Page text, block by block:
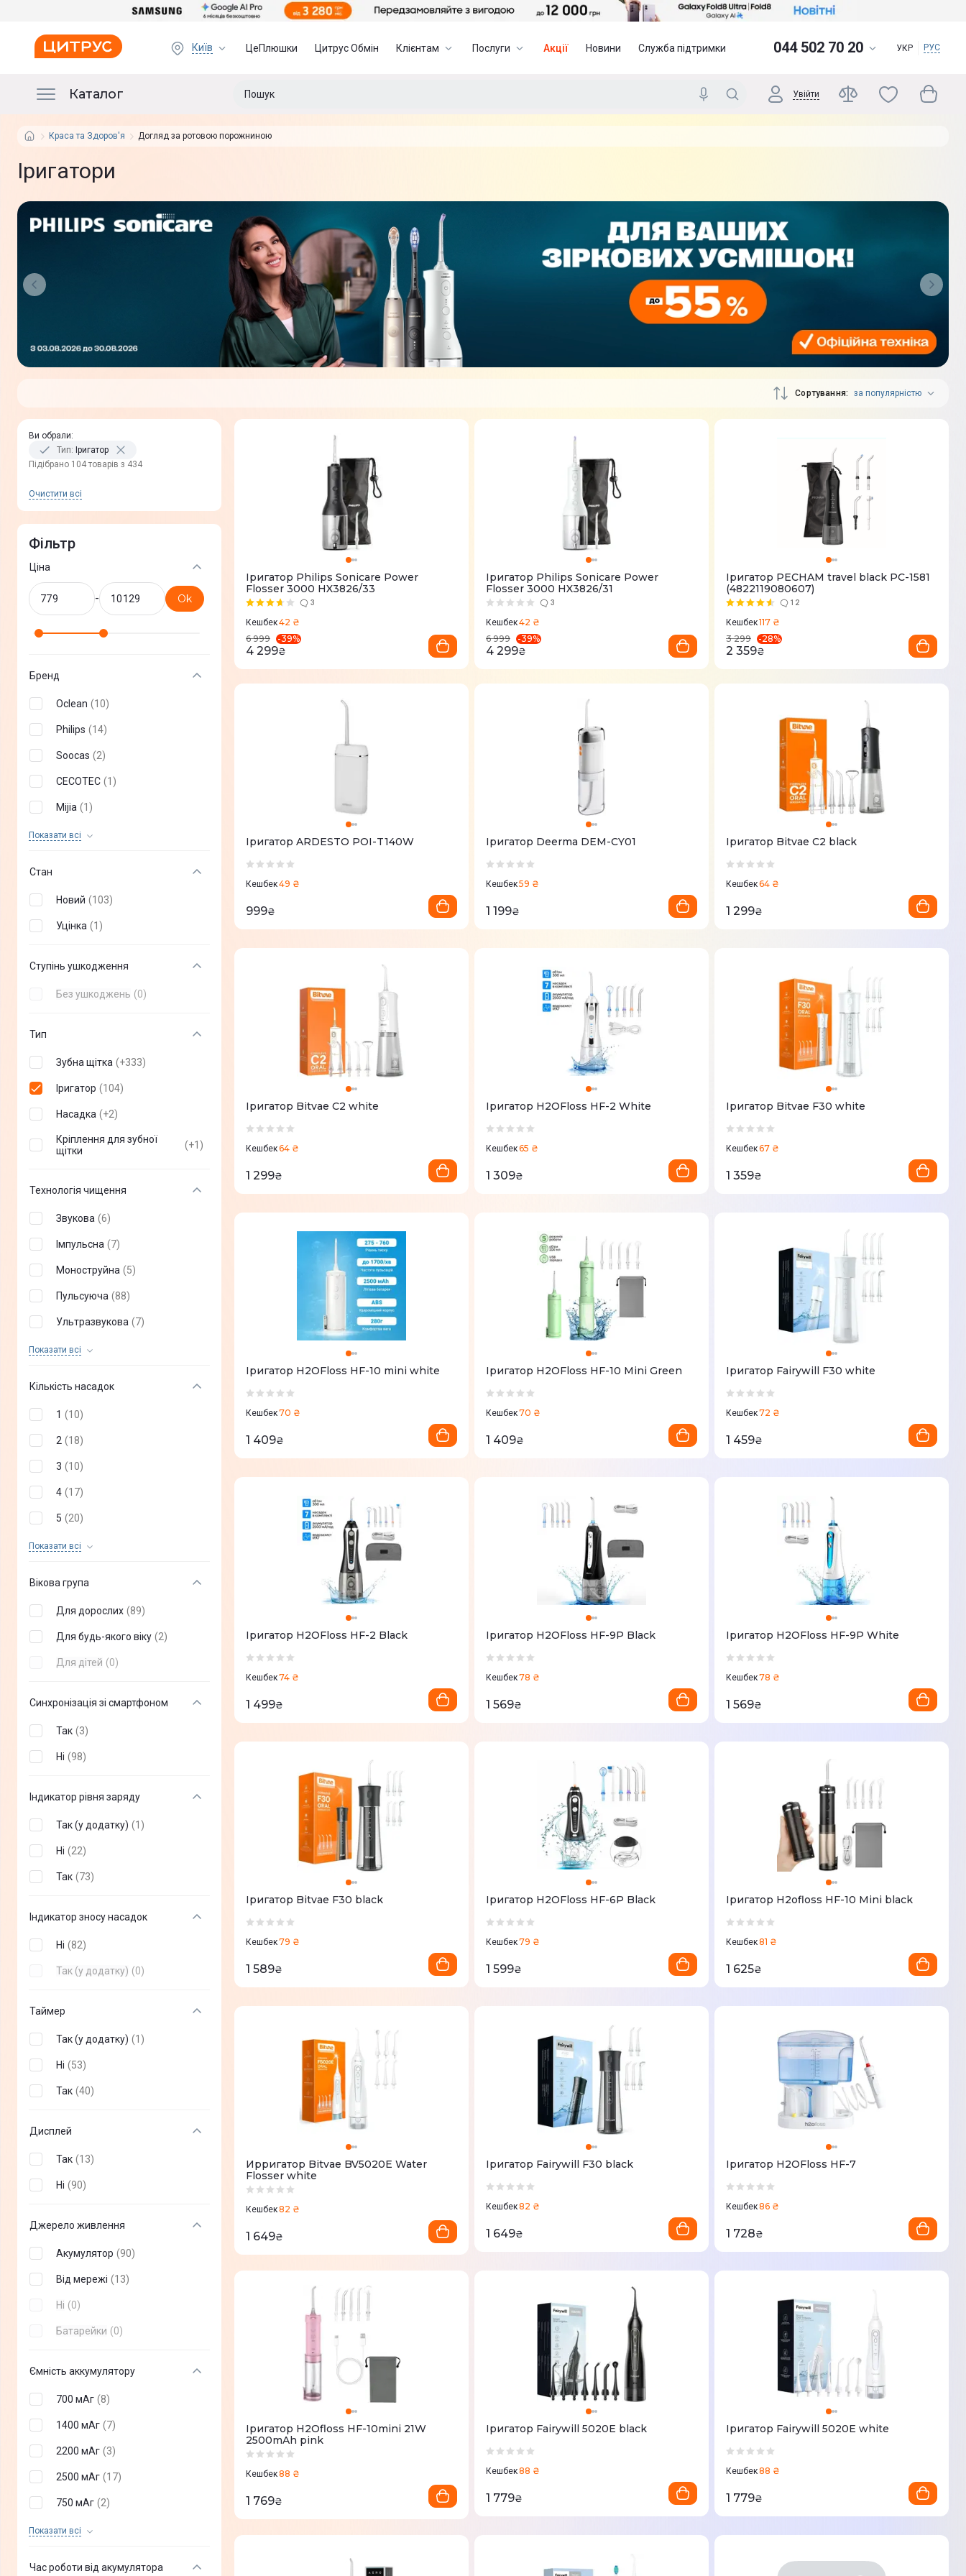
Київ ЦеПлюшки Цитрус Обмін Клієнтам Послуги Акції Новини Служба підтримки 044 502 70 20 УКР РУС
Каталог Увійти
Краса та Здоров'я Догляд за ротовою порожниною
Іригатори
Сортування за популярністю
Ви обрали:
Тип: Іригатор
Пiдiбрано 104 товарів з 434
Очистити всi
Фільтр
Ціна
- Ok
Бренд
Oclean (10)
Philips (14)
Soocas (2)
CECOTEC (1 )
Mijia (1 )
Показати всi
B.Well (4
AENO (3)
Fairywill
Enchen (3)
MEDICA+ (3)
Bitvae (7 )
Xiaomi (4)
Oral-B (0)
JIMMY (0)
Beurer (0)
Grunhelm (0)
Vitammy (0 )
Silk'n (0)
Стан
Новий (103)
Уцінка (1 )
Ступінь ушкодження
Без ушкоджень (0)
Тип
Зубна щітка (+333)
Іригатор (104)
Насадка (+2)
Кріплення для зубної
щітки
(+1 )
Технологія чищення
Звукова (6)
Імпульсна (7)
Моноструйна (5)
Пульсуюча (88)
Ультразвукова (7)
Показати всiМікропузирьковая
Кількість насадок
1 (10)
2 (18)
3 (10)
4 (17)
5 (20)
Показати всi
7 ( 10)
Вікова група
Для дорослих (89)
Для будь-якого віку (2)
Для дітей (0)
Синхронізація зі смартфоном
Так (3)
Ні (98)
Індикатор рівня заряду
Так (у додатку) (1 )
Ні (22)
Так (73)
Індикатор зносу насадок
Ні (82)
Так (у додатку) (0)
Таймер
Так (у додатку) (1 )
Ні (53)
Так (40)
Дисплей
Так (13)
Ні (90)
Джерело живлення
Акумулятор (90)
Від мережі (13)
Ні (0)
Батарейки (0)
Ємність аккумулятору
700 мАг (8)
1400 мАг (7)
2200 мАг (3)
2500 мАг (17)
750 мАг (2)
Показати всi
900 мАг
Час роботи від акумулятора
Іригатор Philips Sonicare Power
Flosser 3000 HX3826/33
3
Кешбек42 ₴
6 999
-39%
4 299₴
Іригатор Philips Sonicare Power
Flosser 3000 HX3826/31
3
Кешбек42 ₴
6 999
-39%
4 299₴
Іригатор PECHAM travel black PC-1581
(4822119080607)
12
Кешбек117 ₴
3 299
-28%
2 359₴
Іригатор ARDESTO POI-T140W
Кешбек49 ₴
999₴
Іригатор Deerma DEM-CY01
Кешбек59 ₴
1 199₴
Іригатор Bitvae C2 black
Кешбек64 ₴
1 299₴
Іригатор Bitvae C2 white
Кешбек64 ₴
1 299₴
Іригатор H2OFloss HF-2 White
Кешбек65 ₴
1 309₴
Іригатор Bitvae F30 white
Кешбек67 ₴
1 359₴
Іригатор H2OFloss HF-10 mini white
Кешбек70 ₴
1 409₴
Іригатор H2OFloss HF-10 Mini Green
Кешбек70 ₴
1 409₴
Іригатор Fairywill F30 white
Кешбек72 ₴
1 459₴
Іригатор H2OFloss HF-2 Black
Кешбек74 ₴
1 499₴
Іригатор H2OFloss HF-9Р Black
Кешбек78 ₴
1 569₴
Іригатор H2OFloss HF-9Р White
Кешбек78 ₴
1 569₴
Іригатор Bitvae F30 black
Кешбек79 ₴
1 589₴
Іригатор H2OFloss HF-6Р Black
Кешбек79 ₴
1 599₴
Іригатор H2ofloss HF-10 Mini black
Кешбек81 ₴
1 625₴
Ирригатор Bitvae BV5020E Water
Flosser white
Кешбек82 ₴
1 649₴
Іригатор Fairywill F30 black
Кешбек82 ₴
1 649₴
Іригатор H2OFloss HF-7
Кешбек86 ₴
1 728₴
Іригатор H2Ofloss HF-10mini 21W
2500mAh pink
Кешбек88 ₴
1 769₴
Іригатор Fairywill 5020E black
Кешбек88 ₴
1 779₴
Іригатор Fairywill 5020E white
Кешбек88 ₴
1 779₴